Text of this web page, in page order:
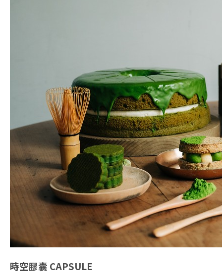
時空膠囊 CAPSULE